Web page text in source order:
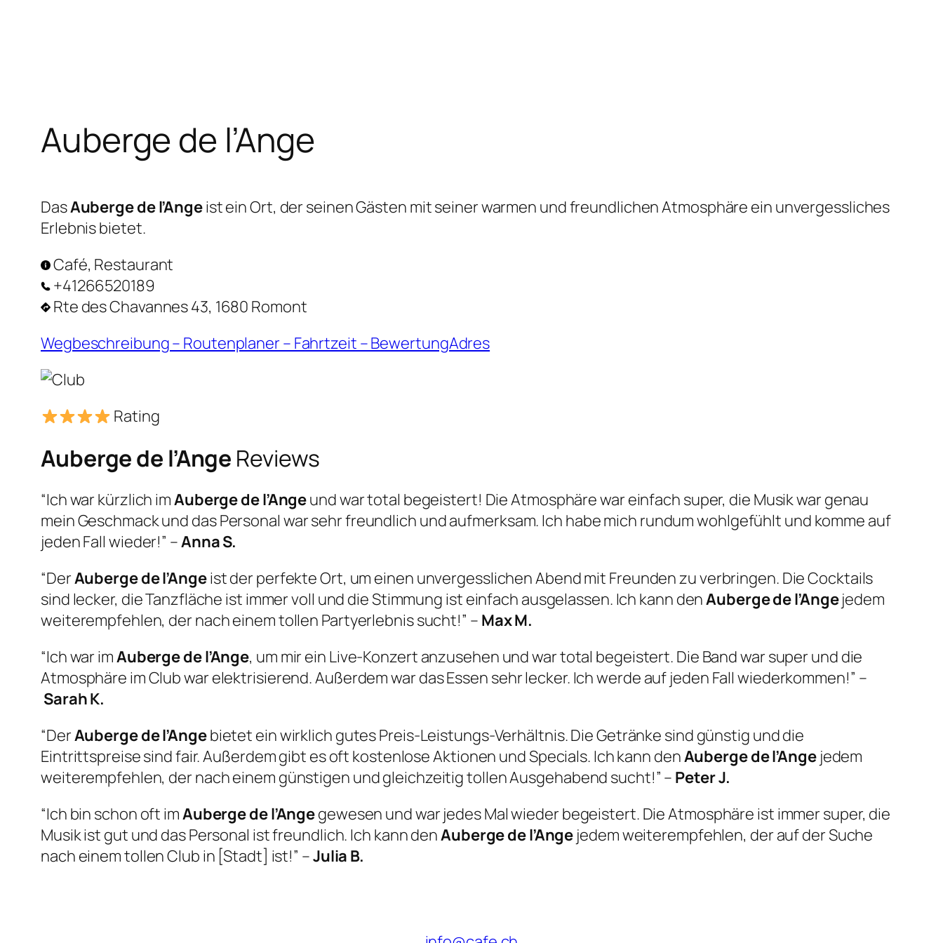
Auberge de l’Ange
DasAuberge de l’Angeist ein Ort, der seinen Gästen mit seiner warmen und freundlichen Atmosphäre ein unvergessliches
Erlebnis bietet.
Café, Restaurant
+41266520189
Rte des Chavannes 43, 1680 Romont
Wegbeschreibung – Routenplaner – Fahrtzeit – BewertungAdres
Rating
Auberge de l’Ange Reviews
“Ich war kürzlich imAuberge de l’Angeund war total begeistert! Die Atmosphäre war einfach super, die Musik war genau
mein Geschmack und das Personal war sehr freundlich und aufmerksam. Ich habe mich rundum wohlgefühlt und komme auf
jeden Fall wieder!” –Anna S.
“DerAuberge de l’Angeist der perfekte Ort, um einen unvergesslichen Abend mit Freunden zu verbringen. Die Cocktails
sind lecker, die Tanzfläche ist immer voll und die Stimmung ist einfach ausgelassen. Ich kann denAuberge de l’Angejedem
weiterempfehlen, der nach einem tollen Partyerlebnis sucht!” – Max M.
“Ich war imAuberge de l’Ange, um mir ein Live-Konzert anzusehen und war total begeistert. Die Band war super und die
Atmosphäre im Club war elektrisierend. Außerdem war das Essen sehr lecker. Ich werde auf jeden Fall wiederkommen!” –
Sarah K.
“DerAuberge de l’Angebietet ein wirklich gutes Preis-Leistungs-Verhältnis. Die Getränke sind günstig und die
Eintrittspreise sind fair. Außerdem gibt es oft kostenlose Aktionen und Specials. Ich kann denAuberge de l’Angejedem
weiterempfehlen, der nach einem günstigen und gleichzeitig tollen Ausgehabend sucht!” – Peter J.
“Ich bin schon oft imAuberge de l’Angegewesen und war jedes Mal wieder begeistert. Die Atmosphäre ist immer super, die
Musik ist gut und das Personal ist freundlich. Ich kann denAuberge de l’Ange jedem weiterempfehlen, der auf der Suche
nach einem tollen Club in [Stadt] ist!” –Julia B.